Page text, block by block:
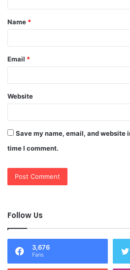
t
*
Name *
Email *
Website
Save my name, email, and website
time I comment.
Follow Us
3,676
Fans